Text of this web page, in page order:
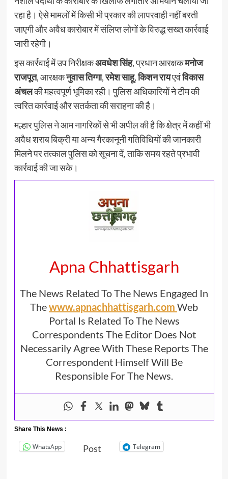
रहा है। ऐसे मामलों में किसी भी प्रकार की लापरवाही नहीं बरती
जाएगी और अवैध कारोबार में संलिप्त लोगों के विरुद्ध सख्त कार्रवाई
जारी रहेगी।
इस कार्रवाई में उप निरीक्षकअवधेश सिंह, प्रधान आरक्षकमनोज
राजपूत, आरक्षकनुवास तिग्गा,रमेश साहू,किशन रायएवंविकास
अंचलकी महत्वपूर्ण भूमिका रही। पुलिस अधिकारियों ने टीम की
त्वरित कार्रवाई और सतर्कता की सराहना की है।
मल्हार पुलिस ने आम नागरिकों से भी अपील की है कि क्षेत्र में कहीं भी
अवैध शराब बिक्री या अन्य गैरकानूनी गतिविधियों की जानकारी
मिलने पर तत्काल पुलिस को सूचना दें, ताकि समय रहते प्रभावी
कार्रवाई की जा सके।
Apna Chhattisgarh
The News Related To The News Engaged In
Thewww.apnachhattisgarh.com Web
Portal Is Related To The News
Correspondents The Editor Does Not
Necessarily Agree With These Reports The
Correspondent Himself Will Be
Responsible For The News.
Share This News :
WhatsApp Post Telegram